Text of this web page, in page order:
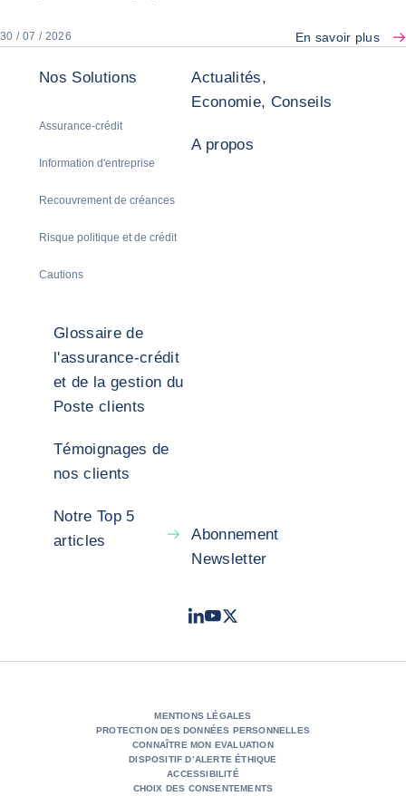
30 / 07 / 2026 En savoir plus
Nos Solutions
Assurance-crédit
Information d'entreprise
Recouvrement de créances
Risque politique et de crédit
Cautions
Actualités,
Economie, Conseils
A propos
Glossaire de
l'assurance-crédit
et de la gestion du
Poste clients
Témoignages de
nos clients
Notre Top 5
articles
Abonnement
Newsletter
LinkedIn
Youtube
X - Twitter
MENTIONS LÉGALES
PROTECTION DES DONNÉES PERSONNELLES
CONNAÎTRE MON EVALUATION
DISPOSITIF D’ALERTE ÉTHIQUE
ACCESSIBILITÉ
CHOIX DES CONSENTEMENTS